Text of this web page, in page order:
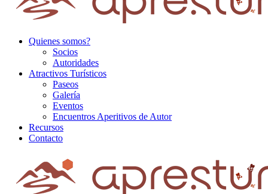
Quienes somos?
Socios
Autoridades
Atractivos Turísticos
Paseos
Galería
Eventos
Encuentros Aperitivos de Autor
Recursos
Contacto